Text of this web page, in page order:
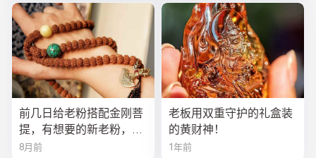
前几日给老粉搭配金刚菩
提，有想要的新老粉，都
可以来排队
8月前
老板用双重守护的礼盒装
的黄财神！
1年前